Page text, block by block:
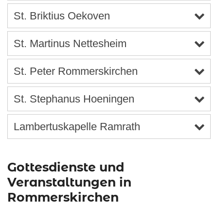
St. Briktius Oekoven
St. Martinus Nettesheim
St. Peter Rommerskirchen
St. Stephanus Hoeningen
Lambertuskapelle Ramrath
Gottesdienste und
Veranstaltungen in
Rommerskirchen